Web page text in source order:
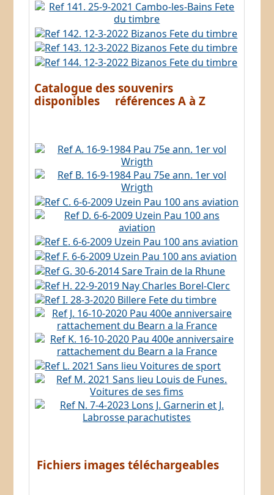
Catalogue des souvenirs
disponibles références A à Z
Fichiers images téléchargeables